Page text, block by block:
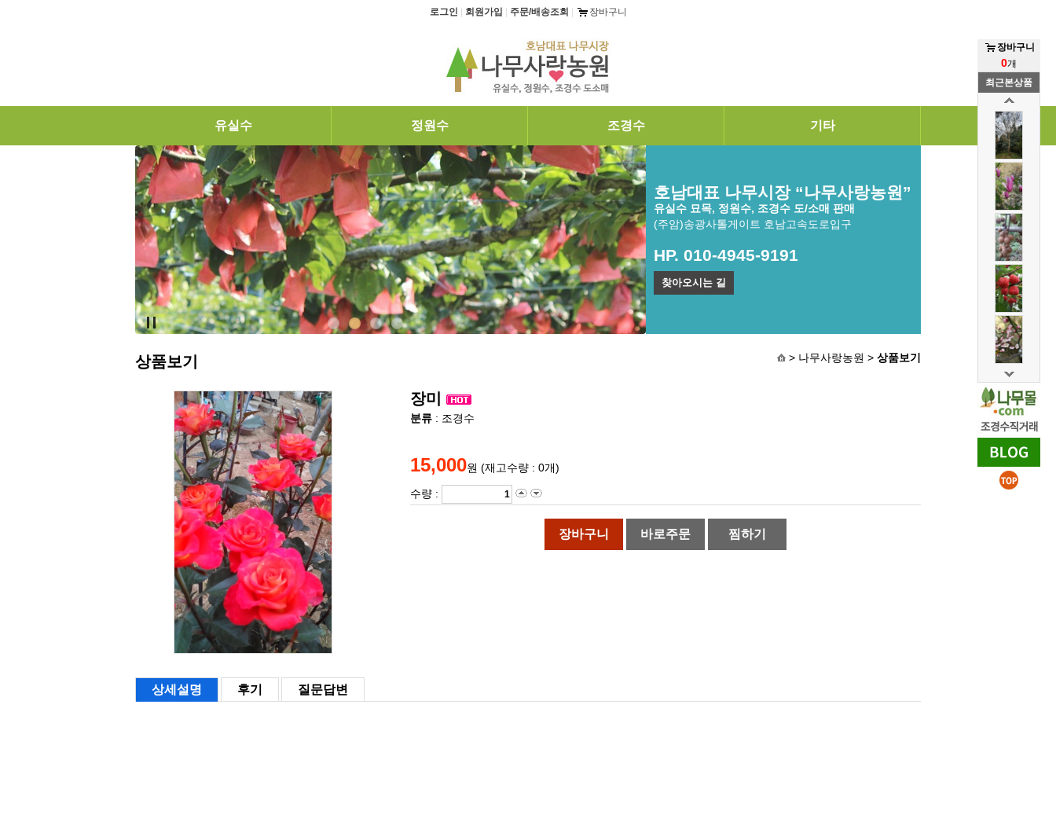
로그인 회원가입 주문/배송조회 장바구니
유실수 정원수 조경수 기타
호남대표 나무시장 “나무사랑농원”
유실수 묘목, 정원수, 조경수 도/소매 판매
(주암)송광사톨게이트 호남고속도로입구
HP. 010-4945-9191
찾아오시는 길
상품보기 > 나무사랑농원 > 상품보기
장미
분류 : 조경수
15,000원 (재고수량 : 0개)
수량 :
장바구니 바로주문 찜하기
상세설명 후기 질문답변
장바구니
0개
최근본상품